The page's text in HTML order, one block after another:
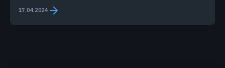
17.04.2024